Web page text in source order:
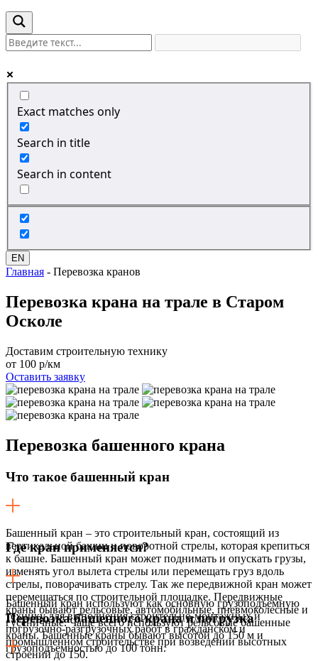
Exact matches only
Search in title
Search in content
EN
Главная - Перевозка кранов
Перевозка крана на трале в Старом
Осколе
Доставим строительную технику
от 100 р/км
Оставить заявку
Перевозка башенного крана
Что такое башенный кран
Башенный кран – это строительный кран, состоящий из
вертикальной башни и поворотной стрелы, которая крепиться
к башне. Башенный кран может поднимать и опускать грузы,
изменять угол вылета стрелы или перемещать груз вдоль
стрелы, поворачивать стрелу. Так же передвижной кран может
перемещаться по строительной площадке. Передвижные
краны бывают рельсовые, автомобильные, пневмоколесные и
гусеничные. Чаще всего используют рельсовые башенные
краны. Башенные краны бывают высотой до 150 м и
грузоподъемностью до 100 тонн.
Где кран применяется?
Башенный кран используют как основную грузоподъемную
технику для выполнения строительно-монтажных и
погрузочно-разгрузочных работ в гражданском и
промышленном строительстве при возведении высотных
строений до 150.
Перевозка башенного крана и погрузка